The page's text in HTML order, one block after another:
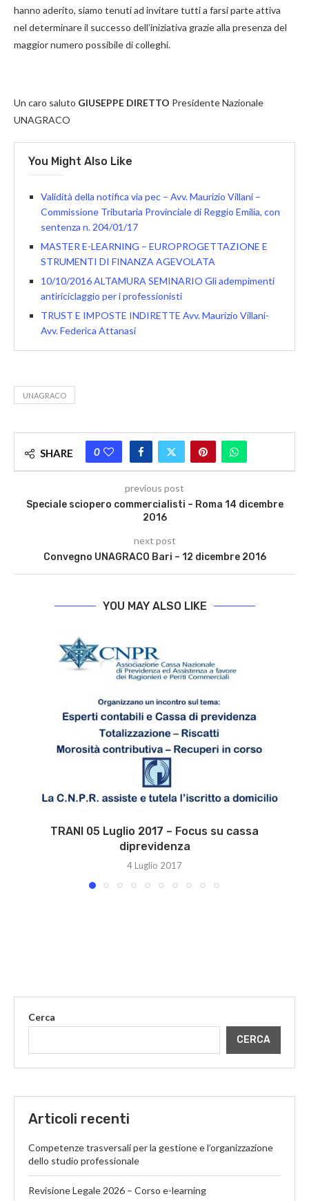
hanno aderito, siamo tenuti ad invitare tutti a farsi parte attiva
nel determinare il successo dell’iniziativa grazie alla presenza del
maggior numero possibile di colleghi.
Un caro saluto GIUSEPPE DIRETTO Presidente Nazionale
UNAGRACO
You Might Also Like
Validità della notifica via pec – Avv. Maurizio Villani –
Commissione Tributaria Provinciale di Reggio Emilia, con
sentenza n. 204/01/17
MASTER E-LEARNING – EUROPROGETTAZIONE E
STRUMENTI DI FINANZA AGEVOLATA
10/10/2016 ALTAMURA SEMINARIO Gli adempimenti
antiriciclaggio per i professionisti
TRUST E IMPOSTE INDIRETTE Avv. Maurizio Villani-
Avv. Federica Attanasi
UNAGRACO
SHARE 0
previous post
Speciale sciopero commercialisti – Roma 14 dicembre
2016
next post
Convegno UNAGRACO Bari – 12 dicembre 2016
YOU MAY ALSO LIKE
TRANI 05 Luglio 2017 – Focus su cassa
diprevidenza
4 Luglio 2017
Cerca
CERCA
Articoli recenti
Competenze trasversali per la gestione e l’organizzazione
dello studio professionale
Revisione Legale 2026 – Corso e-learning